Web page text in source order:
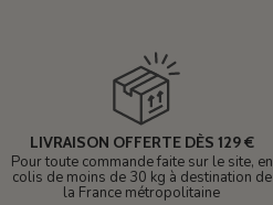
LIVRAISON OFFERTE DÈS 129 €
Pour toute commande faite sur le site, en
colis de moins de 30 kg à destination de
la France métropolitaine